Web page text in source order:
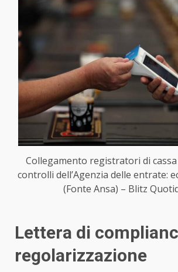
Collegamento registratori di cassa
controlli dell’Agenzia delle entrate:
(Fonte Ansa) – Blitz
Lettera di
regolarizzazione